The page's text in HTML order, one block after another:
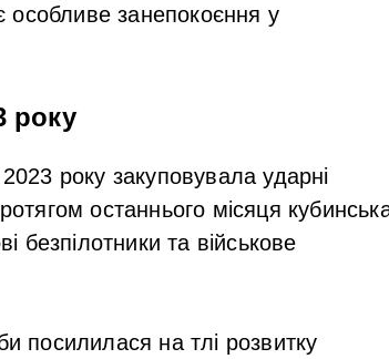
особливе занепокоєння у
року
року закуповувала ударні
останнього місяця
безпілотники та військове
посилилася на тлі розвитку